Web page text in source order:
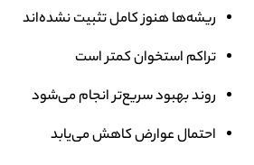
ریشه‌ها هنوز کامل تثبیت نشده‌اند
تراکم استخوان کمتر است
روند بهبود سریع‌تر انجام می‌شود
احتمال عوارض کاهش می‌یابد